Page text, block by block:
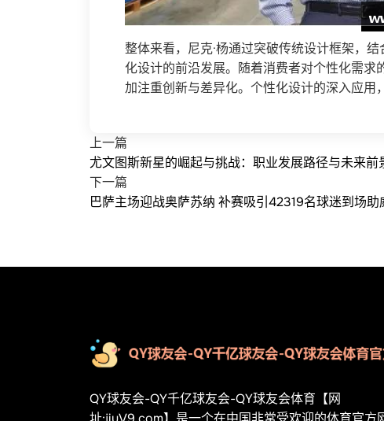
整体来看，尼克·杨通过突破传统设计框架，
化设计的前沿发展。随着消费者对个性化需
加注重创新与差异化。个性化设计的深入应用
上一篇
尤文图斯新星的崛起与挑战：职业发展路径与未来前
下一篇
巴萨主场迎战奥萨苏纳 补赛吸引42319名球迷到场助
QY球友会-QY千亿球友会-QY球友会体育【网